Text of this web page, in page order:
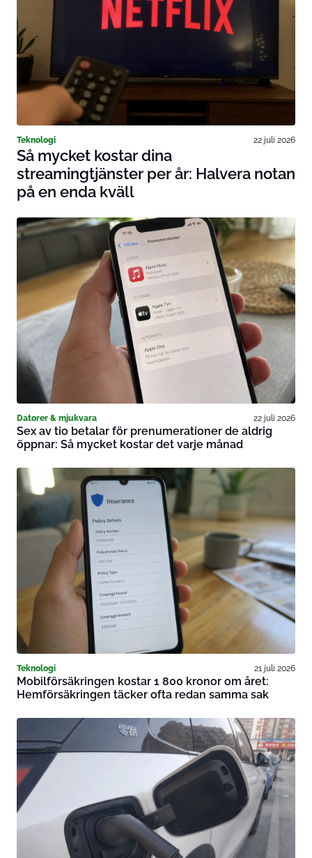
Teknologi 22 juli 2026
Så mycket kostar dina
streamingtjänster per år: Halvera notan
på en enda kväll
Datorer & mjukvara 22 juli 2026
Sex av tio betalar för prenumerationer de aldrig
öppnar: Så mycket kostar det varje månad
Teknologi 21 juli 2026
Mobilförsäkringen kostar 1 800 kronor om året:
Hemförsäkringen täcker ofta redan samma sak